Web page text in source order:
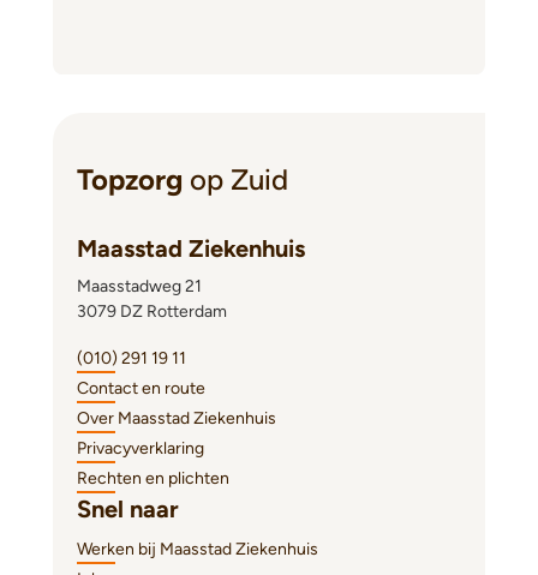
Topzorg op Zuid
Maasstad Ziekenhuis
Maasstadweg 21
3079 DZ Rotterdam
(010) 291 19 11
Contact en route
Over Maasstad Ziekenhuis
Privacyverklaring
Rechten en plichten
Snel naar
Werken bij Maasstad Ziekenhuis